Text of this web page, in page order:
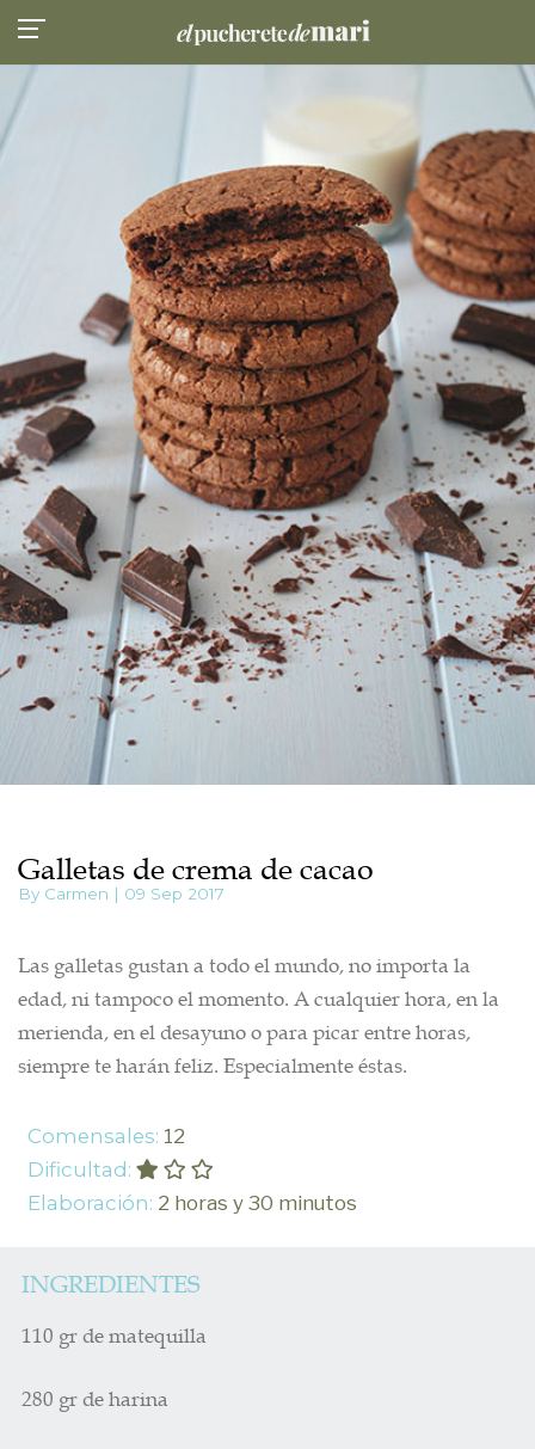
Galletas de crema de cacao
By Carmen | 09 Sep 2017
Las galletas gustan a todo el mundo, no importa la
edad, ni tampoco el momento. A cualquier hora, en la
merienda, en el desayuno o para picar entre horas,
siempre te harán feliz. Especialmente éstas.
Comensales: 12
Dificultad:
Elaboración: 2 horas y 30 minutos
INGREDIENTES
110 gr de matequilla
280 gr de harina